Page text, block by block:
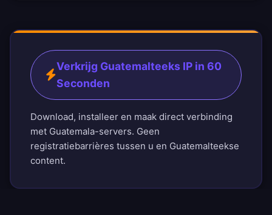
Verkrijg Guatemalteeks IP in 60
Seconden
Download, installeer en maak direct verbinding
met Guatemala-servers. Geen
registratiebarrières tussen u en Guatemalteekse
content.